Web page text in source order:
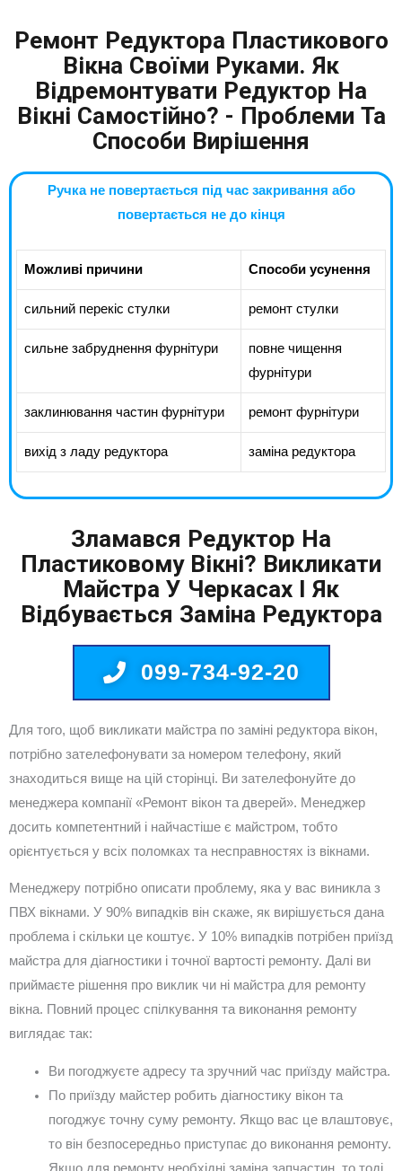
Ремонт Редуктора Пластикового
Вікна Своїми Руками. Як
Відремонтувати Редуктор На
Вікні Самостійно? - Проблеми Та
Способи Вирішення
Ручка не повертається під час закривання або
повертається не до кінця
Можливі причини Способи усунення
сильний перекіс стулки ремонт стулки
сильне забруднення фурнітури
повне чищення
фурнітури
заклинювання частин фурнітури ремонт фурнітури
вихід з ладу редуктора заміна редуктора
Зламався Редуктор На
Пластиковому Вікні? Викликати
Майстра У Черкасах І Як
Відбувається Заміна Редуктора
099-734-92-20
Для того, щоб викликати майстра по заміні редуктора вікон,
потрібно зателефонувати за номером телефону, який
знаходиться вище на цій сторінці. Ви зателефонуйте до
менеджера компанії «Ремонт вікон та дверей». Менеджер
досить компетентний і найчастіше є майстром, тобто
орієнтується у всіх поломках та несправностях із вікнами.
Менеджеру потрібно описати проблему, яка у вас виникла з
ПВХ вікнами. У 90% випадків він скаже, як вирішується дана
проблема і скільки це коштує. У 10% випадків потрібен приїзд
майстра для діагностики і точної вартості ремонту. Далі ви
приймаєте рішення про виклик чи ні майстра для ремонту
вікна. Повний процес спілкування та виконання ремонту
виглядає так:
Ви погоджуєте адресу та зручний час приїзду майстра.
По приїзду майстер робить діагностику вікон та
погоджує точну суму ремонту. Якщо вас це влаштовує,
то він безпосередньо приступає до виконання ремонту.
Якщо для ремонту необхідні заміна запчастин, то тоді